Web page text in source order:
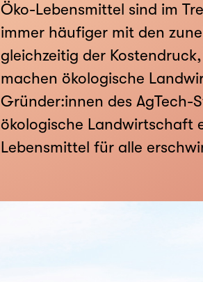
Öko-Lebensmittel sind im
immer häufiger mit den
gleichzeitig der
machen ökologische
Gründer:innen des AgTech-
ökologische Landwirtschaft
Lebensmittel für alle